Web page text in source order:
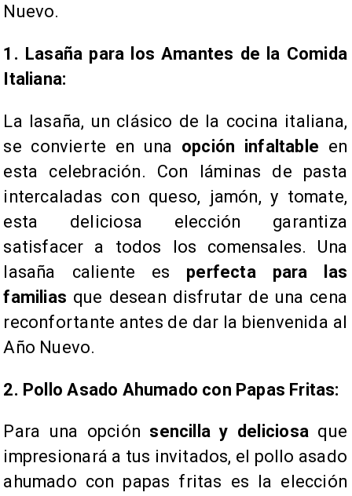
Nuevo.
​1. Lasaña para los Amantes de la Comida
Italiana:
La lasaña, un clásico de la cocina italiana,
se convierte en una opción infaltable en
esta celebración. Con láminas de pasta
intercaladas con queso, jamón, y tomate,
esta deliciosa elección garantiza
satisfacer a todos los comensales. Una
lasaña caliente es perfecta para las
familias que desean disfrutar de una cena
reconfortante antes de dar la bienvenida al
Año Nuevo.
​2. Pollo Asado Ahumado con Papas Fritas:
Para una opción sencilla y deliciosaque
impresionará a tus invitados, el pollo asado
ahumado con papas fritas es la elección